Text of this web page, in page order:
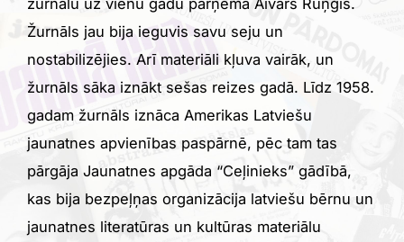
Žurnāls jau bija ieguvis savu seju un
nostabilizējies. Arī materiāli kļuva vairāk, un
žurnāls sāka iznākt sešas reizes gadā. Līdz 1958.
gadam žurnāls iznāca Amerikas Latviešu
jaunatnes apvienības paspārnē, pēc tam tas
pārgāja Jaunatnes apgāda “Ceļinieks” gādībā,
kas bija bezpeļņas organizācija latviešu bērnu un
jaunatnes literatūras un kultūras materiālu